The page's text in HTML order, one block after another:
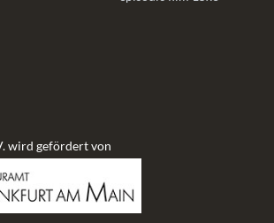
wird gefördert von